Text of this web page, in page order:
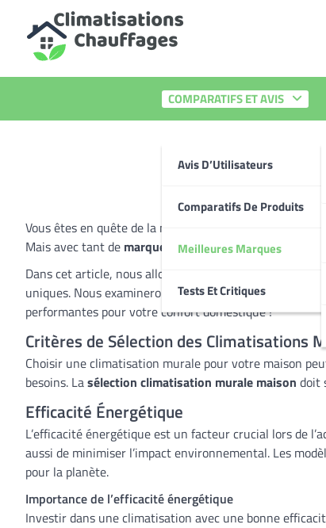
content
Climatisations chauffages
COMPARATIFS ET AVIS
Avis D’Utilisateurs
Comparatifs De Produits
Meilleures Marques
Tests Et Critiques
Vous êtes en quête de la meilleure solution pour
Mais avec tant de marques climatisation maison
sur
Dans cet article, nous allons explorer les meilleures
uniques. Nous examinerons les critères essentiels
performantes pour votre confort domestique !
Critères de Sélection des Climatisations
Choisir une climatisation murale pour votre maison
besoins. Lasélection climatisation murale maison doit
Efficacité Énergétique
L’efficacité énergétique est un facteur crucial lors de
aussi de minimiser l’impact environnemental. Les
pour la planète.
Importance de l’efficacité énergétique
Investir dans une climatisation avec une bonne